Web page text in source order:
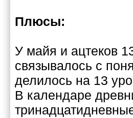
Плюсы:
У майя и ацтеков
связывалось с
делилось на 13
В календаре